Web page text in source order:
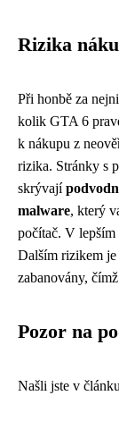
Rizika
Při honbě za
kolik GTA 6
k nákupu z
rizika. Stránky s
skrývají
malware, který
počítač. V
Dalším rizikem je
zabanovány,
Pozor na
Našli jste v